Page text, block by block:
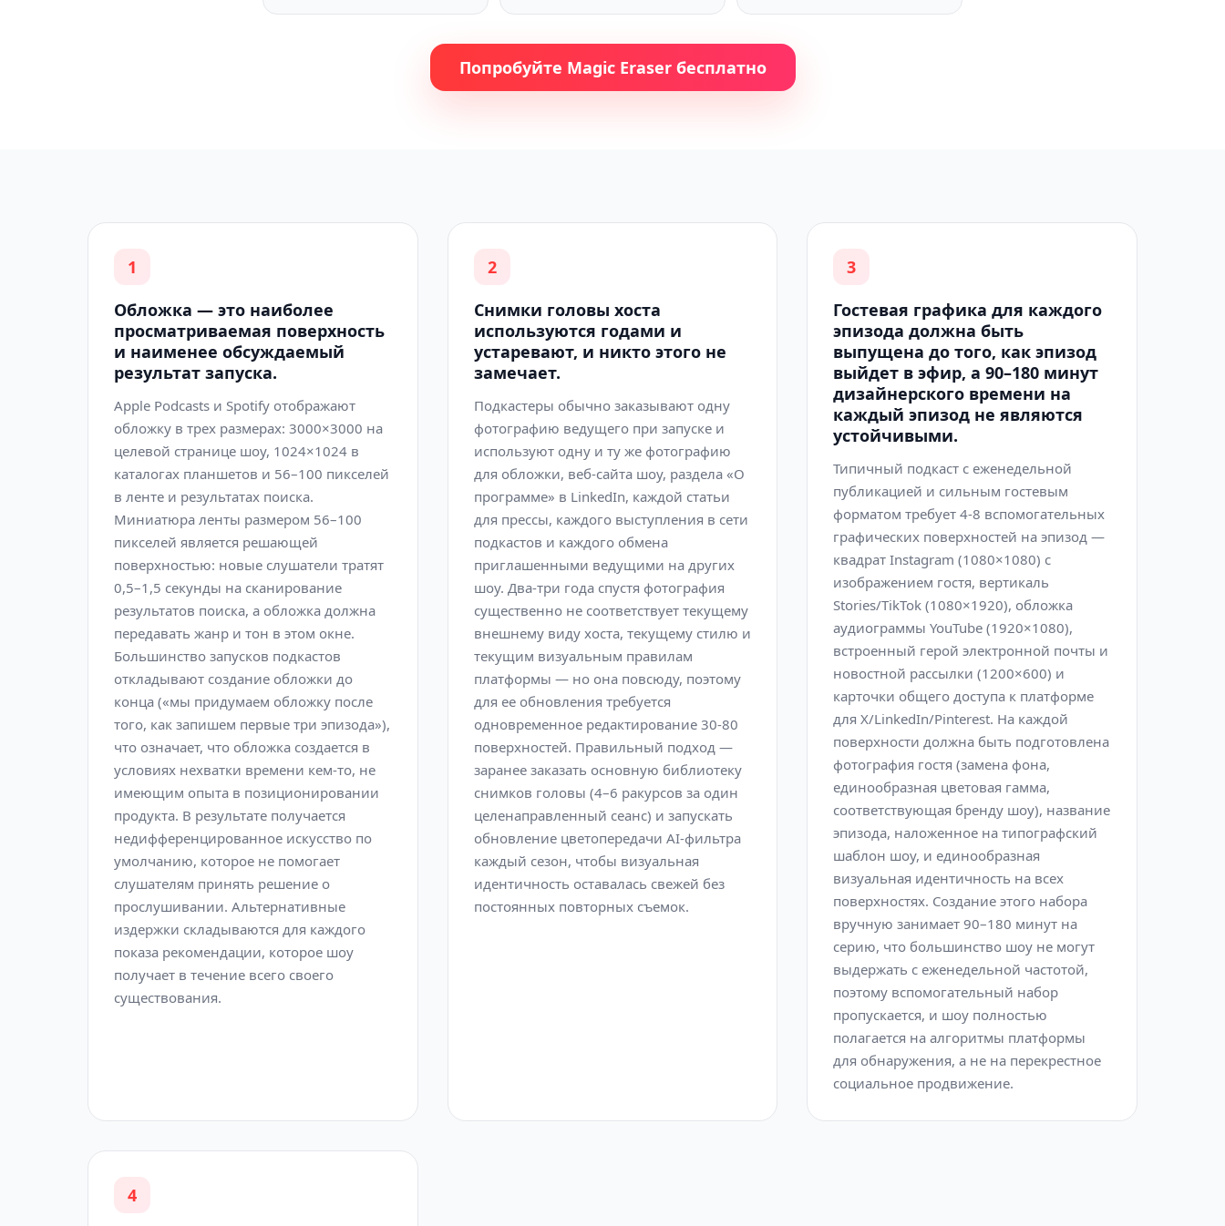
Попробуйте Magic Eraser бесплатно
1
Обложка — это наиболее
просматриваемая поверхность
и наименее обсуждаемый
результат запуска.
Apple Podcasts и Spotify отображают
обложку в трех размерах: 3000×3000 на
целевой странице шоу, 1024×1024 в
каталогах планшетов и 56–100 пикселей
в ленте и результатах поиска.
Миниатюра ленты размером 56–100
пикселей является решающей
поверхностью: новые слушатели тратят
0,5–1,5 секунды на сканирование
результатов поиска, а обложка должна
передавать жанр и тон в этом окне.
Большинство запусков подкастов
откладывают создание обложки до
конца («мы придумаем обложку после
того, как запишем первые три эпизода»),
что означает, что обложка создается в
условиях нехватки времени кем-то, не
имеющим опыта в позиционировании
продукта. В результате получается
недифференцированное искусство по
умолчанию, которое не помогает
слушателям принять решение о
прослушивании. Альтернативные
издержки складываются для каждого
показа рекомендации, которое шоу
получает в течение всего своего
существования.
2
Снимки головы хоста
используются годами и
устаревают, и никто этого не
замечает.
Подкастеры обычно заказывают одну
фотографию ведущего при запуске и
используют одну и ту же фотографию
для обложки, веб-сайта шоу, раздела «О
программе» в LinkedIn, каждой статьи
для прессы, каждого выступления в сети
подкастов и каждого обмена
приглашенными ведущими на других
шоу. Два-три года спустя фотография
существенно не соответствует текущему
внешнему виду хоста, текущему стилю и
текущим визуальным правилам
платформы — но она повсюду, поэтому
для ее обновления требуется
одновременное редактирование 30-80
поверхностей. Правильный подход —
заранее заказать основную библиотеку
снимков головы (4–6 ракурсов за один
целенаправленный сеанс) и запускать
обновление цветопередачи AI-фильтра
каждый сезон, чтобы визуальная
идентичность оставалась свежей без
постоянных повторных съемок.
3
Гостевая графика для каждого
эпизода должна быть
выпущена до того, как эпизод
выйдет в эфир, а 90–180 минут
дизайнерского времени на
каждый эпизод не являются
устойчивыми.
Типичный подкаст с еженедельной
публикацией и сильным гостевым
форматом требует 4-8 вспомогательных
графических поверхностей на эпизод —
квадрат Instagram (1080×1080) с
изображением гостя, вертикаль
Stories/TikTok (1080×1920), обложка
аудиограммы YouTube (1920×1080),
встроенный герой электронной почты и
новостной рассылки (1200×600) и
карточки общего доступа к платформе
для X/LinkedIn/Pinterest. На каждой
поверхности должна быть подготовлена
​​фотография гостя (замена фона,
единообразная цветовая гамма,
соответствующая бренду шоу), название
эпизода, наложенное на типографский
шаблон шоу, и единообразная
визуальная идентичность на всех
поверхностях. Создание этого набора
вручную занимает 90–180 минут на
серию, что большинство шоу не могут
выдержать с еженедельной частотой,
поэтому вспомогательный набор
пропускается, и шоу полностью
полагается на алгоритмы платформы
для обнаружения, а не на перекрестное
социальное продвижение.
4